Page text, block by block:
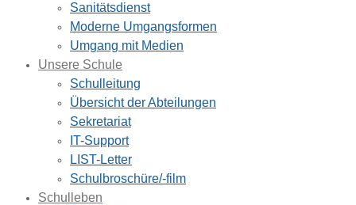
Sanitätsdienst
Moderne Umgangsformen
Umgang mit Medien
Unsere Schule
Schulleitung
Übersicht der Abteilungen
Sekretariat
IT-Support
LIST-Letter
Schulbroschüre/-film
Schulleben